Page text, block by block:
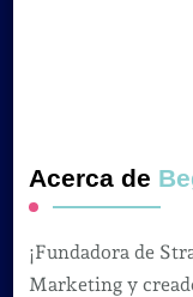
Acerca de
¡Fundadora de
Marketing y